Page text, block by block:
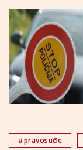
#pravosuđe